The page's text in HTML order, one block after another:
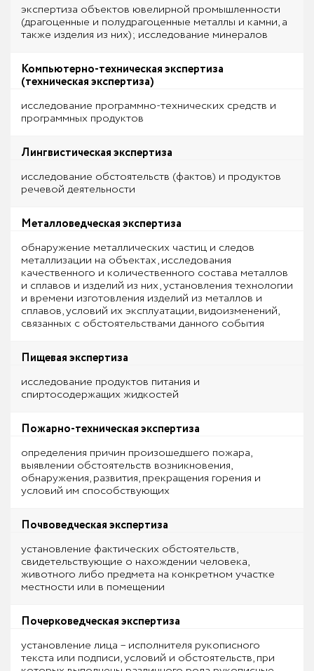
экспертиза объектов ювелирной промышленности
(драгоценные и полудрагоценные металлы и камни, а
также изделия из них); исследование минералов
Компьютерно-техническая экспертиза
(техническая экспертиза)
исследование программно-технических средств и
программных продуктов
Лингвистическая экспертиза
исследование обстоятельств (фактов) и продуктов
речевой деятельности
Металловедческая экспертиза
обнаружение металлических частиц и следов
металлизации на объектах, исследования
качественного и количественного состава металлов
и сплавов и изделий из них, установления технологии
и времени изготовления изделий из металлов и
сплавов, условий их эксплуатации, видоизменений,
связанных с обстоятельствами данного события
Пищевая экспертиза
исследование продуктов питания и
спиртосодержащих жидкостей
Пожарно-техническая экспертиза
определения причин произошедшего пожара,
выявлении обстоятельств возникновения,
обнаружения, развития, прекращения горения и
условий им способствующих
Почвоведческая экспертиза
установление фактических обстоятельств,
свидетельствующие о нахождении человека,
животного либо предмета на конкретном участке
местности или в помещении
Почерковедческая экспертиза
установление лица – исполнителя рукописного
текста или подписи, условий и обстоятельств, при